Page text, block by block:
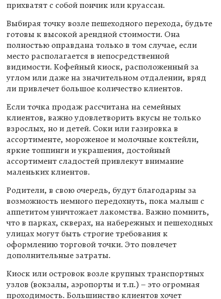
прихватят с собой пончик или круассан.
Выбирая точку возле пешеходного перехода, будьте
готовы к высокой арендной стоимости. Она
полностью оправдана только в том случае, если
место располагается в непосредственной
видимости. Кофейный киоск, расположенный за
углом или даже на значительном отдалении, вряд
ли привлечет большое количество клиентов.
Если точка продаж рассчитана на семейных
клиентов, важно удовлетворить вкусы не только
взрослых, но и детей. Соки или газировка в
ассортименте, мороженое и молочные коктейли,
яркие топпинги и украшения, достойный
ассортимент сладостей привлекут внимание
маленьких клиентов.
Родители, в свою очередь, будут благодарны за
возможность немного передохнуть, пока малыш с
аппетитом уничтожает лакомства. Важно помнить,
что в парках, скверах, на набережных и пешеходных
улицах могут быть строгие требования к
оформлению торговой точки. Это повлечет
дополнительные затраты.
Киоск или островок возле крупных транспортных
узлов (вокзалы, аэропорты и т.п.) – это огромная
проходимость. Большинство клиентов хочет